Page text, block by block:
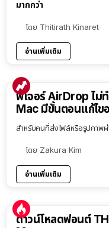
มากกว่า
โดย Thitirath Kinaret
อ่านเพิ่มเติม
ฟีเจอร์ AirDrop ไม่
Mac มีขั้นตอนแก้ไข
สำหรับคนที่ส่งไฟล์หรือรูปภาพ
โดย Zakura Kim
อ่านเพิ่มเติม
ดาวน์โหลดฟอนต์